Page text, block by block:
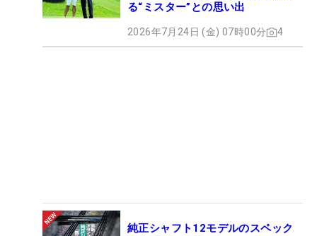
る“ミスター”との思い出
2026年7月24日 (金) 07時00分 4
純正シャフト12モデルのスペック